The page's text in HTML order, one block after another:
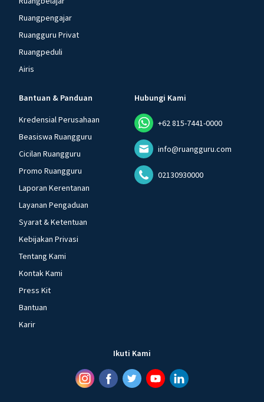
Ruangpengajar
Ruangguru Privat
Ruangpeduli
Airis
Bantuan & Panduan
Kredensial Perusahaan
Beasiswa Ruangguru
Cicilan Ruangguru
Promo Ruangguru
Laporan Kerentanan
Layanan Pengaduan
Syarat & Ketentuan
Kebijakan Privasi
Tentang Kami
Kontak Kami
Press Kit
Bantuan
Karir
Hubungi Kami
+62 815-7441-0000
info@ruangguru.com
02130930000
Ikuti Kami